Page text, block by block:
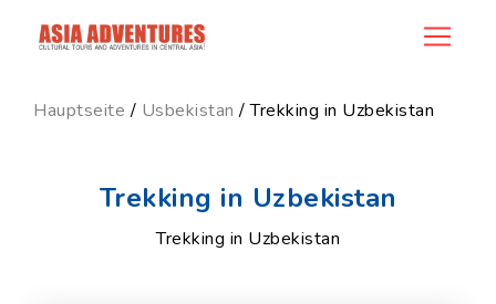
category_id
Hauptseite / Usbekistan / Trekking in Uzbekistan
Trekking in Uzbekistan
Trekking in Uzbekistan